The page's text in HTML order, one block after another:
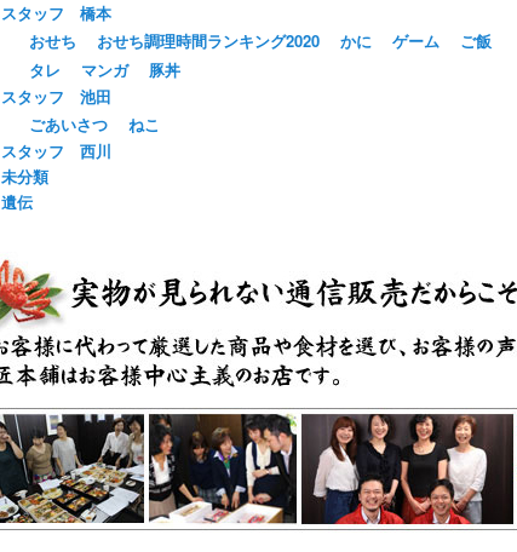
スタッフ 橋本
おせち
おせち調理時間ランキング2020 かに ゲーム
ご飯
タレ
マンガ
豚丼
スタッフ 池田
ごあいさつ
ねこ
スタッフ 西川
未分類
遺伝